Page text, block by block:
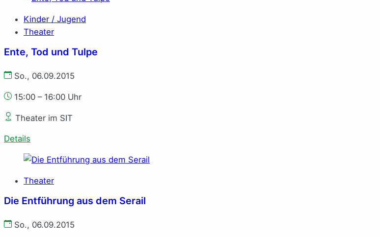
Kinder / Jugend
Theater
Ente, Tod und Tulpe
So., 06.09.2015
15:00 – 16:00 Uhr
Theater im SIT
Details
Theater
Die Entführung aus dem Serail
So., 06.09.2015